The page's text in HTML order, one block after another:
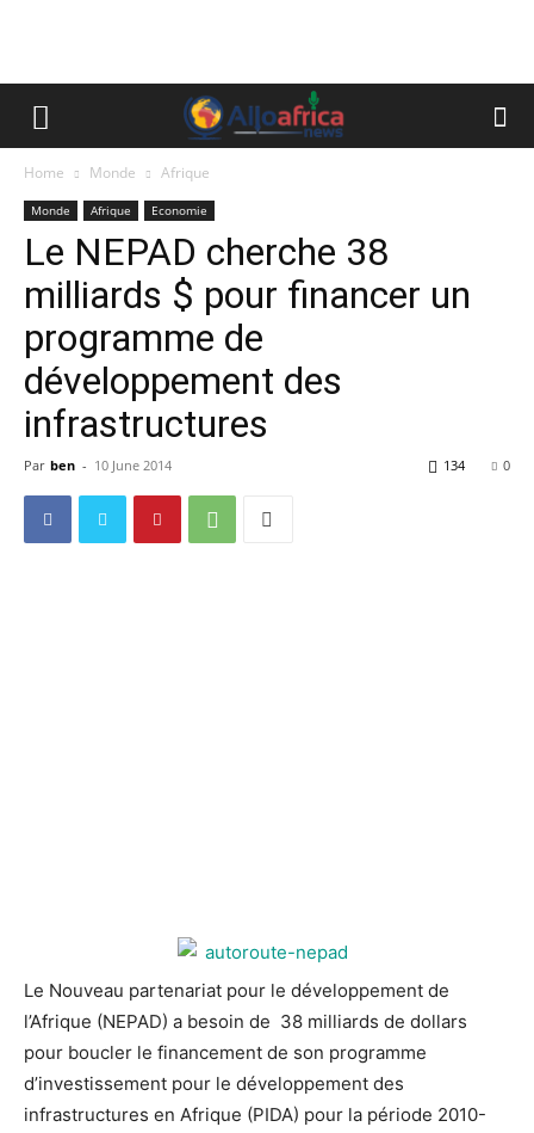
Home Monde Afrique
Monde Afrique Economie
Le NEPAD cherche 38
milliards $ pour financer un
programme de
développement des
infrastructures
Par ben - 10 June 2014 0
134
Le Nouveau partenariat pour le développement de
l’Afrique (NEPAD) a besoin de 38 milliards de dollars
pour boucler le financement de son programme
d’investissement pour le développement des
infrastructures en Afrique (PIDA) pour la période 2010-